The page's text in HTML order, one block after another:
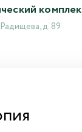
Радищева, д. 89